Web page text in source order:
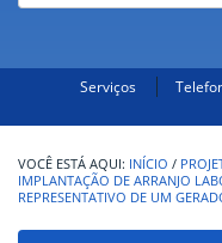
Serviços
INÍCIO /
IMPLANTAÇÃO DE ARRANJO
REPRESENTATIVO DE UM